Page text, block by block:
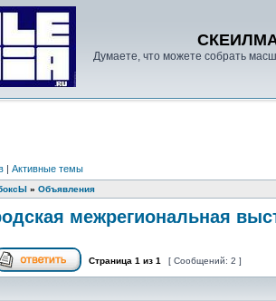
Думаете, что можете собрать
| Активные темы
» Объявления
межрегиональная
Страница 1 из 1 [ Сообщений: 2 ]